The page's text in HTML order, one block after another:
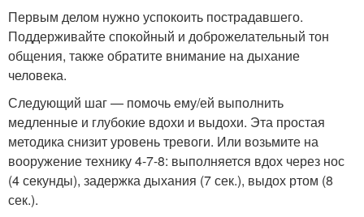
Первым делом нужно успокоить пострадавшего.
Поддерживайте спокойный и доброжелательный тон
общения, также обратите внимание на дыхание
человека.
Следующий шаг — помочь ему/ей выполнить
медленные и глубокие вдохи и выдохи. Эта простая
методика снизит уровень тревоги. Или возьмите на
вооружение технику 4-7-8: выполняется вдох через нос
(4 секунды), задержка дыхания (7 сек.), выдох ртом (8
сек.).